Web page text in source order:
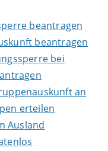
beantragen
beantragen
bei
an
erteilen
Ausland